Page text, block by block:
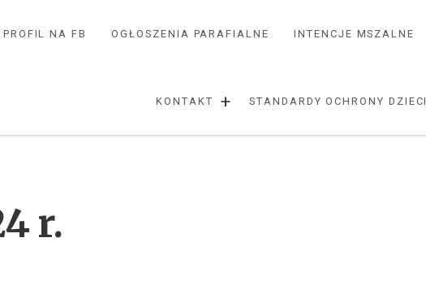
PROFIL NA FB OGŁOSZENIA PARAFIALNE INTENCJE MSZALNE
KONTAKT + STANDARDY OCHRONY DZIECI
r.